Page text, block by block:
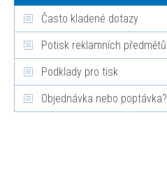
Často kladené dotazy
Potisk reklamních předmětů
Podklady pro tisk
Objednávka nebo poptávka?